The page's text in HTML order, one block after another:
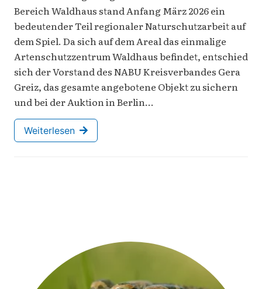
Bereich Waldhaus stand Anfang März 2026 ein
bedeutender Teil regionaler Naturschutzarbeit auf
dem Spiel. Da sich auf dem Areal das einmalige
Artenschutzzentrum Waldhaus befindet, entschied
sich der Vorstand des NABU Kreisverbandes Gera
Greiz, das gesamte angebotene Objekt zu sichern
und bei der Auktion in Berlin…
Weiterlesen